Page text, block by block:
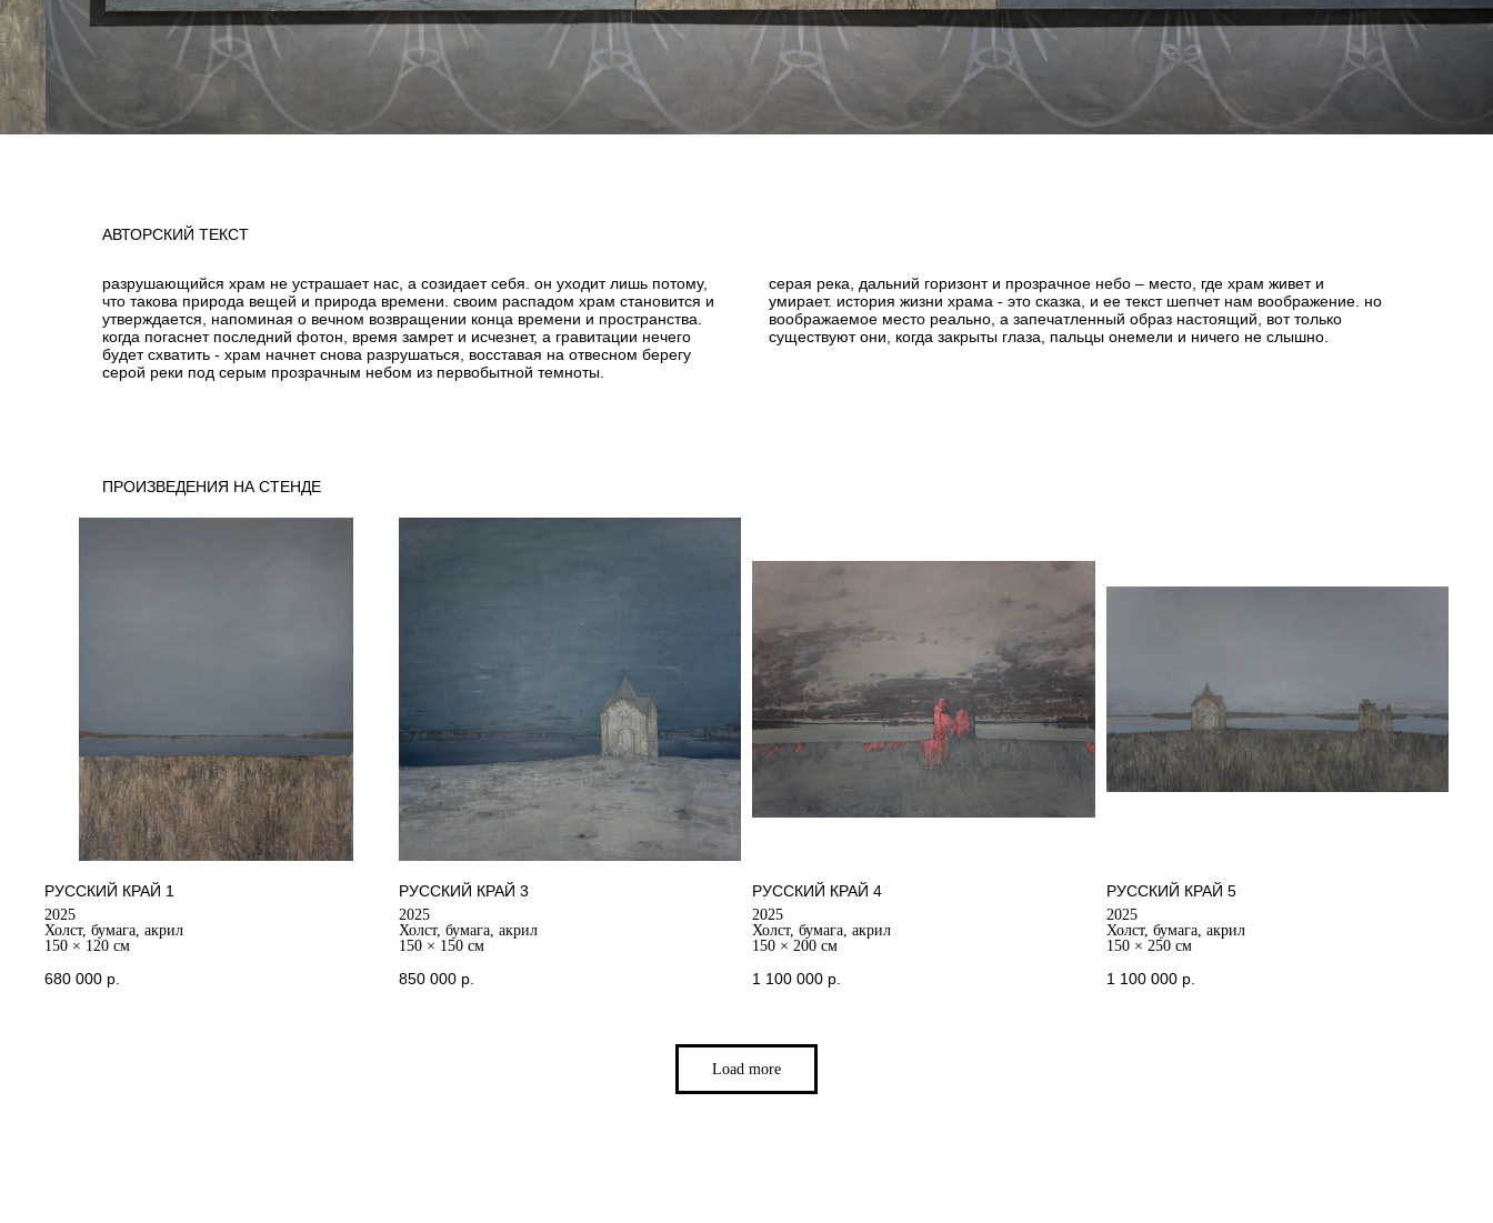
АВТОРСКИЙ ТЕКСТ
разрушающийся храм не устрашает нас, а созидает себя. он уходит лишь потому,
что такова природа вещей и природа времени. своим распадом храм становится и
утверждается, напоминая о вечном возвращении конца времени и пространства.
когда погаснет последний фотон, время замрет и исчезнет, а гравитации нечего
будет схватить - храм начнет снова разрушаться, восставая на отвесном берегу
серой реки под серым прозрачным небом из первобытной темноты.
серая река, дальний горизонт и прозрачное небо – место, где храм живет и
умирает. история жизни храма - это сказка, и ее текст шепчет нам воображение. но
воображаемое место реально, а запечатленный образ настоящий, вот только
существуют они, когда закрыты глаза, пальцы онемели и ничего не слышно.
ПРОИЗВЕДЕНИЯ НА СТЕНДЕ
РУССКИЙ КРАЙ 1
2025
Холст, бумага, акрил
150 × 120 см
680 000 р.
РУССКИЙ КРАЙ 3
2025
Холст, бумага, акрил
150 × 150 см
850 000 р.
РУССКИЙ КРАЙ 4
2025
Холст, бумага, акрил
150 × 200 см
1 100 000 р.
РУССКИЙ КРАЙ 5
2025
Холст, бумага, акрил
150 × 250 см
1 100 000 р.
Load more